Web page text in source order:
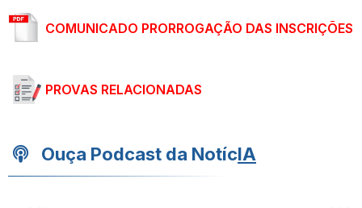
COMUNICADO PRORROGAÇÃO DAS INSCRIÇÕES
PROVAS RELACIONADAS
Ouça Podcast da NotícIA